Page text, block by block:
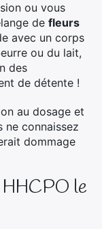
ou vous
de fleurs
avec un corps
ou du lait,
des
de détente !
au dosage et
ne connaissez
dommage
HHCPO le